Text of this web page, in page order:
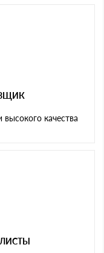
высокого качества